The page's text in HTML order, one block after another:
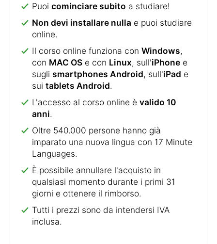
Puoi cominciare subito a studiare!
Non devi installare nulla e puoi studiare
online.
Il corso online funziona con Windows,
con MAC OS e con Linux, sull'iPhone e
sugli smartphones Android, sull'iPad e
sui tablets Android.
L'accesso al corso online è valido 10
anni.
Oltre 540.000 persone hanno già
imparato una nuova lingua con 17 Minute
Languages.
È possibile annullare l'acquisto in
qualsiasi momento durante i primi 31
giorni e ottenere il rimborso.
Tutti i prezzi sono da intendersi IVA
inclusa.